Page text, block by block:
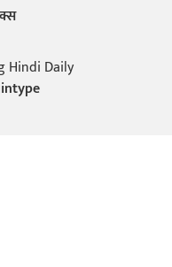
Hindi Daily